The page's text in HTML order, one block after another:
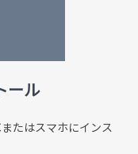
ール
たはスマホにインス